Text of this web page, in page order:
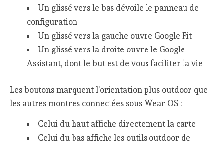
Un glissé vers le bas dévoile le panneau de
configuration
Un glissé vers la gauche ouvre Google Fit
Un glissé vers la droite ouvre le Google
Assistant, dont le but est de vous faciliter la vie
Les boutons marquent l’orientation plus outdoor que
les autres montres connectées sous Wear OS :
Celui du haut affiche directement la carte
Celui du bas affiche les outils outdoor de